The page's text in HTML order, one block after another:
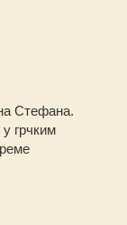
Стефана.
у грчким